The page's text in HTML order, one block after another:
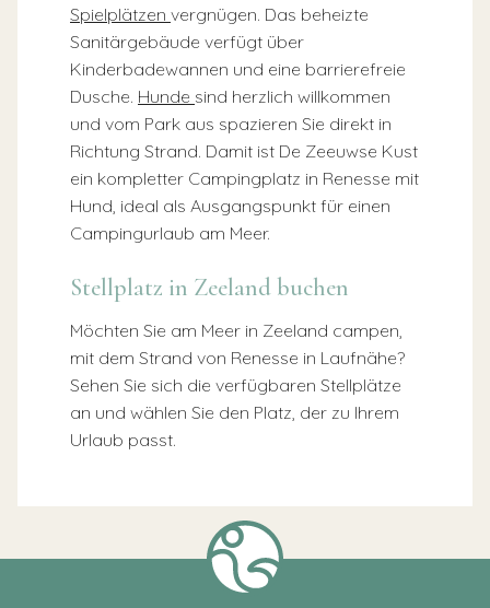
Spielplätzen vergnügen. Das beheizte
Sanitärgebäude verfügt über
Kinderbadewannen und eine barrierefreie
Dusche. Hunde sind herzlich willkommen
und vom Park aus spazieren Sie direkt in
Richtung Strand. Damit ist De Zeeuwse Kust
ein kompletter Campingplatz in Renesse mit
Hund, ideal als Ausgangspunkt für einen
Campingurlaub am Meer.
Stellplatz in Zeeland buchen
Möchten Sie am Meer in Zeeland campen,
mit dem Strand von Renesse in Laufnähe?
Sehen Sie sich die verfügbaren Stellplätze
an und wählen Sie den Platz, der zu Ihrem
Urlaub passt.